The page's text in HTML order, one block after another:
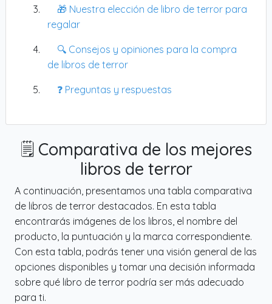
🎁 Nuestra elección de libro de terror para
regalar
🔍 Consejos y opiniones para la compra
de libros de terror
❓ Preguntas y respuestas
🗒️ Comparativa de los mejores
libros de terror
A continuación, presentamos una tabla comparativa
de libros de terror destacados. En esta tabla
encontrarás imágenes de los libros, el nombre del
producto, la puntuación y la marca correspondiente.
Con esta tabla, podrás tener una visión general de las
opciones disponibles y tomar una decisión informada
sobre qué libro de terror podría ser más adecuado
para ti.